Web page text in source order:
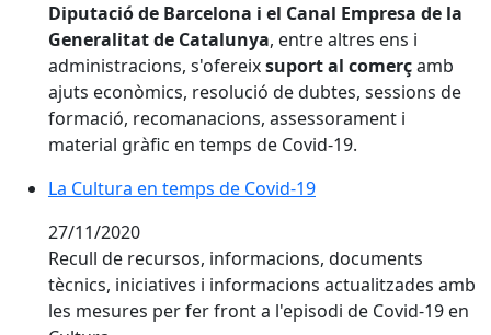
Diputació de Barcelona i el Canal Empresa de la
Generalitat de Catalunya, entre altres ens i
administracions, s'ofereixsuport al comerçamb
ajuts econòmics, resolució de dubtes, sessions de
formació, recomanacions, assessorament i
material gràfic en temps de Covid-19.
La Cultura en temps de Covid-19
27/11/2020
Recull de recursos, informacions, documents
tècnics, iniciatives i informacions actualitzades amb
les mesures per fer front a l'episodi de Covid-19 en